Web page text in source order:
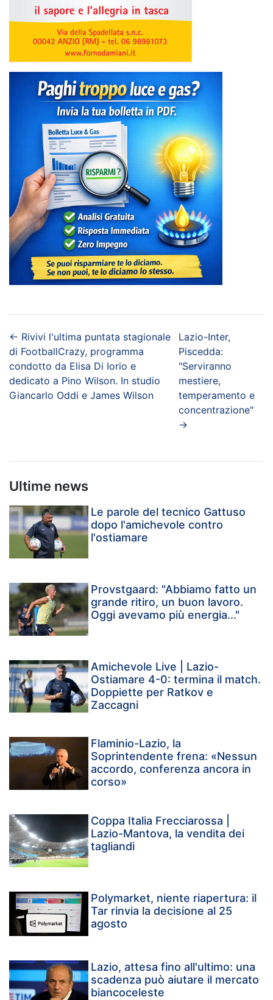
← Rivivi l'ultima puntata stagionale
di FootballCrazy, programma
condotto da Elisa Di Iorio e
dedicato a Pino Wilson. In studio
Giancarlo Oddi e James Wilson
Lazio-Inter,
Piscedda:
"Serviranno
mestiere,
temperamento e
concentrazione"
→
Ultime news
Le parole del tecnico Gattuso
dopo l'amichevole contro
l'ostiamare
Provstgaard: "Abbiamo fatto un
grande ritiro, un buon lavoro.
Oggi avevamo più energia..."
Amichevole Live | Lazio-
Ostiamare 4-0: termina il match.
Doppiette per Ratkov e
Zaccagni
Flaminio-Lazio, la
Soprintendente frena: «Nessun
accordo, conferenza ancora in
corso»
Coppa Italia Frecciarossa |
Lazio-Mantova, la vendita dei
tagliandi
Polymarket, niente riapertura: il
Tar rinvia la decisione al 25
agosto
Lazio, attesa fino all'ultimo: una
scadenza può aiutare il mercato
biancoceleste